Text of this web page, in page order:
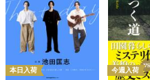
本日入荷 今週入荷